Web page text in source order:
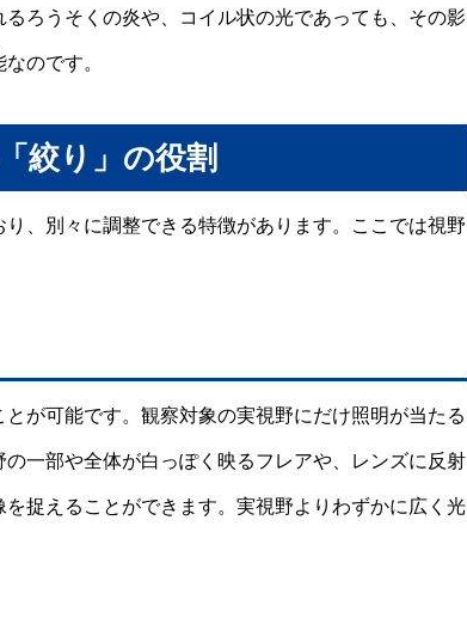
ろうそくの炎や、コイル状の光であっても、その影
のです。
絞り」の役割
、別々に調整できる特徴があります。ここでは視野
が可能です。観察対象の実視野にだけ照明が当たる
一部や全体が白っぽく映るフレアや、レンズに反射
捉えることができます。実視野よりわずかに広く光